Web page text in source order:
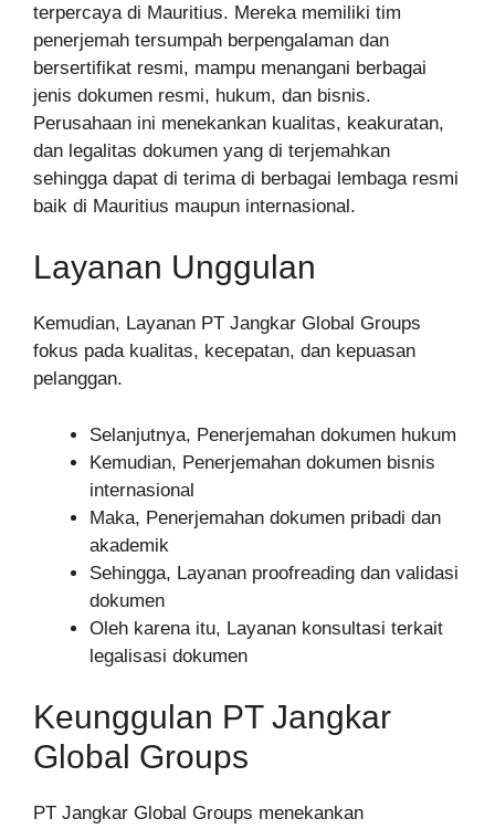
terpercaya di Mauritius. Mereka memiliki tim
penerjemah tersumpah berpengalaman dan
bersertifikat resmi, mampu menangani berbagai
jenis dokumen resmi, hukum, dan bisnis.
Perusahaan ini menekankan kualitas, keakuratan,
dan legalitas dokumen yang di terjemahkan
sehingga dapat di terima di berbagai lembaga resmi
baik di Mauritius maupun internasional.
Layanan Unggulan
Kemudian, Layanan PT Jangkar Global Groups
fokus pada kualitas, kecepatan, dan kepuasan
pelanggan.
Selanjutnya, Penerjemahan dokumen hukum
Kemudian, Penerjemahan dokumen bisnis
internasional
Maka, Penerjemahan dokumen pribadi dan
akademik
Sehingga, Layanan proofreading dan validasi
dokumen
Oleh karena itu, Layanan konsultasi terkait
legalisasi dokumen
Keunggulan PT Jangkar
Global Groups
PT Jangkar Global Groups menekankan